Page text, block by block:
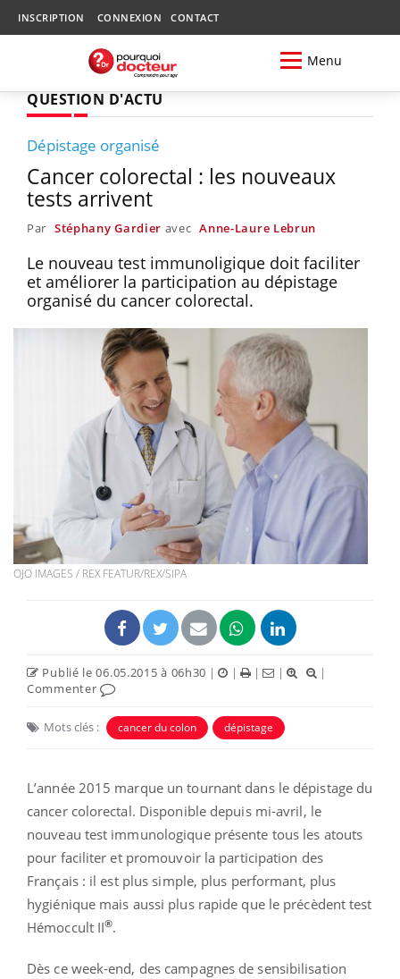
INSCRIPTION CONNEXION CONTACT
Menu
QUESTION D'ACTU
Dépistage organisé
Cancer colorectal : les nouveaux
tests arrivent
Par Stéphany Gardier avec Anne-Laure Lebrun
Le nouveau test immunoligique doit faciliter
et améliorer la participation au dépistage
organisé du cancer colorectal.
OJO IMAGES / REX FEATUR/REX/SIPA
Publié le 06.05.2015 à 06h30 | | | |
|
Commenter
Mots clés : cancer du colon dépistage
L’année 2015 marque un tournant dans le dépistage du
cancer colorectal. Disponible depuis mi-avril, le
nouveau test immunologique présente tous les atouts
pour faciliter et promouvoir la participation des
Français : il est plus simple, plus performant, plus
hygiénique mais aussi plus rapide que le précèdent test
Hémoccult II®.
Dès ce week-end, des campagnes de sensibilisation